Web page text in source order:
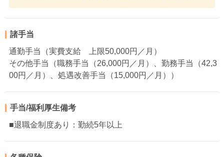
諸手当
通勤手当（実費支給 上限50,000円／月）
その他手当（職務手当（26,000円／月）、勤務手当（42,3
00円／月）、処遇改善手当（15,000円／月））
手当/福利厚生備考
■退職金制度あり：勤続5年以上